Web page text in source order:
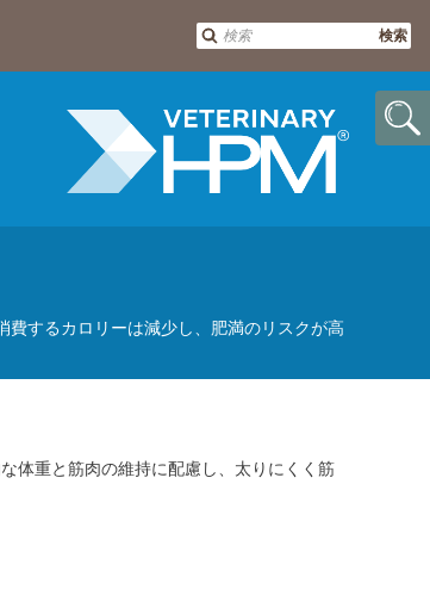
検索
®
するカロリーは減少し、肥満のリスクが高
体重と筋肉の維持に配慮し、太りにくく筋